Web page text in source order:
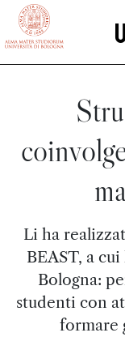
vai al contenuto della
Li ha
BEAST, a
Bologna:
studenti con
formare